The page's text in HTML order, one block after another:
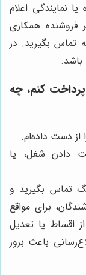
نمایندگی اعلام
فروشنده همکاری
تماس بگیرید. در
پرداخت کنم، چه
از دست داده‌ام.
دادن شغل، یا
تماس بگیرید و
برای مواقع
اقساط یا تعدیل
باعث بروز